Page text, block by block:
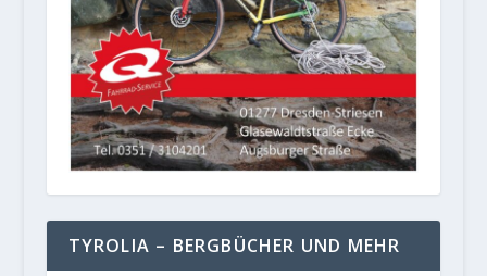
TYROLIA – BERGBÜCHER UND MEHR